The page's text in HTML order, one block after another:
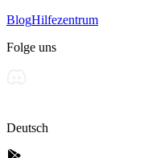
BlogHilfezentrum
Folge uns
Deutsch